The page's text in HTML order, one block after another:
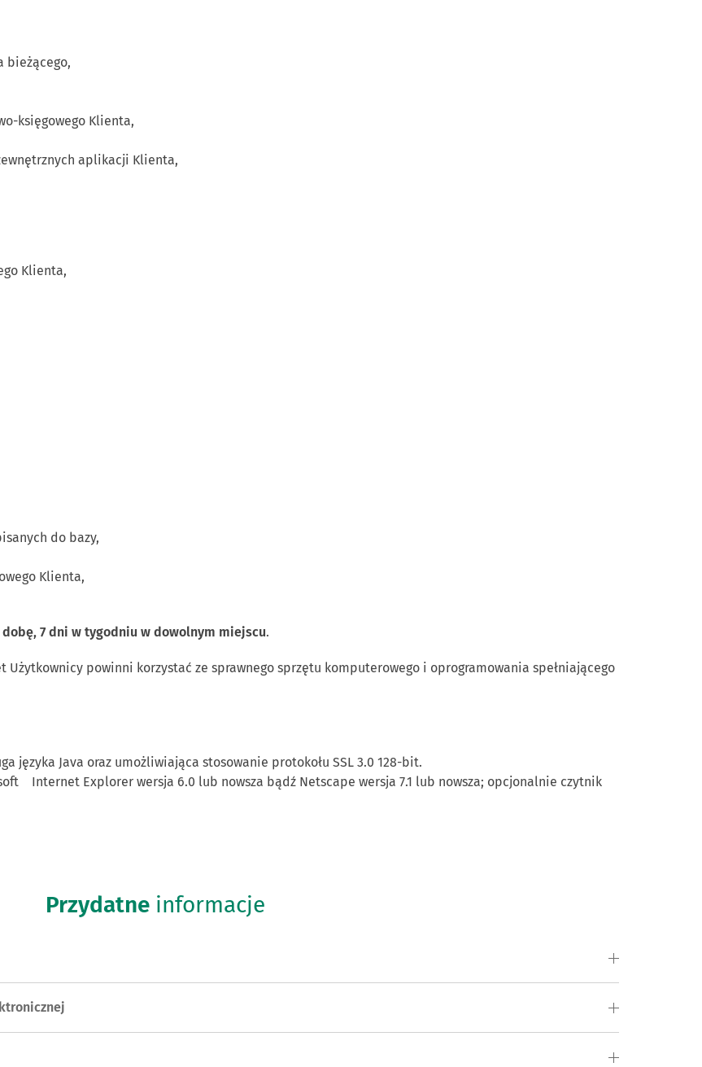
bieżącego,
księgowego Klienta,
aplikacji Klienta,
Klienta,
do bazy,
Klienta,
dobę, 7 dni w tygodniu w dowolnym miejscu.
Użytkownicy powinni korzystać ze sprawnego sprzętu komputerowego i oprogramowania spełniającego
języka Java oraz umożliwiająca stosowanie protokołu SSL 3.0 128-bit.
Internet Explorer wersja 6.0 lub nowsza bądź Netscape wersja 7.1 lub nowsza; opcjonalnie czytnik
Przydatne informacje